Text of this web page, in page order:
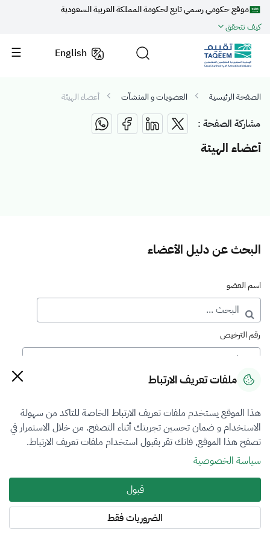
موقع حكومي رسمي تابع لحكومة المملكة العربية السعودية
كيف تتحقق
English
الصفحة الرئيسية العضويات و المنشآت أعضاء الهيئة
مشاركة الصفحة :
أعضاء الهيئة
البحث عن دليل الأعضاء
اسم العضو
رقم الترخيص
رقم العضوية
فرع التقييم
اختر
نوع العضوية
اختر
المنطقة
ملفات تعريف الارتباط
هذا الموقع يستخدم ملفات تعريف الارتباط الخاصة للتاكد من سهولة
الاستخدام و ضمان تحسين تجربتك أثناء التصفح. من خلال الاستمرار في
تصفح هذا الموقع, فانك تقر بقبول استخدام ملفات تعريف الارتباط.
سياسة الخصوصية
قبول
الضروريات فقط